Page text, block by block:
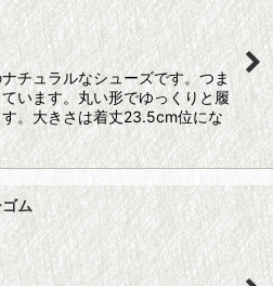
チュラルなシューズです。つま
います。丸い形でゆっくりと履
。大きさは着丈23.5cm位にな
ム